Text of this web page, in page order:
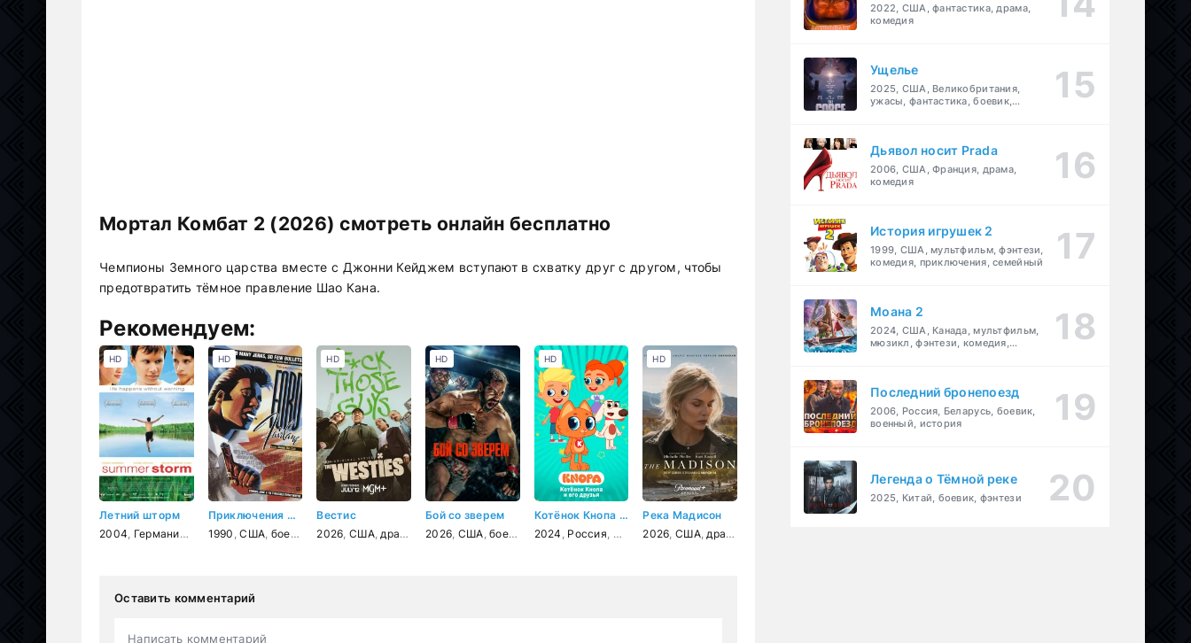
Мортал Комбат 2 (2026) смотреть онлайн бесплатно
Чемпионы Земного царства вместе с Джонни Кейджем вступают в схватку друг с другом, чтобы
предотвратить тёмное правление Шао Кана.
Рекомендуем:
Летний шторм
2004 Германия , драма,мелодрама, комедия ,спорт
HD
Приключения Форда Ферлейна
1990 ,США боевик комедия,детектив музыка,криминал
HD
Вестис
2026 США, драма криминал
HD
Бой со зверем
2026 США ,боевик драма ,спорт
HD
Котёнок Кнопа и его друзья
2024 Россия мультфильм,комедия ,
HD
Река Мадисон
2026 США, драма
HD
Оставить комментарий
Написать комментарий
2022, США, фантастика, драма,
комедия
Ущелье
2025, США, Великобритания,
ужасы, фантастика, боевик,
Дьявол носит Prada
2006, США, Франция, драма,
комедия
История игрушек 2
1999, США, мультфильм, фэнтези,
комедия, приключения, семейный
Моана 2
2024, США, Канада, мультфильм,
мюзикл, фэнтези, комедия,
Последний бронепоезд
2006, Россия, Беларусь, боевик,
военный, история
Легенда о Тёмной реке
2025, Китай, боевик, фэнтези